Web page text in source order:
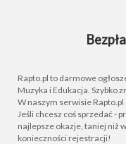
Rapto.pl to darmowe
Muzyka i Edukacja. Szybko
W naszym serwisie
Jeśli chcesz coś sprzedać -
najlepsze okazje, taniej niż
konieczności rejestracji!